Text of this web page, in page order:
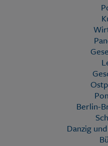
Berlin-
Danzig